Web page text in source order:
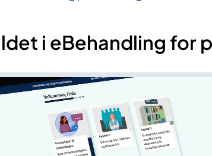
i eBehandling for